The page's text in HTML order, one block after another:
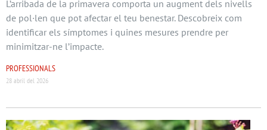
L’arribada de la primavera comporta un augment dels nivells
de pol·len que pot afectar el teu benestar. Descobreix com
identificar els símptomes i quines mesures prendre per
minimitzar-ne l’impacte.
PROFESSIONALS
28 abril del 2026